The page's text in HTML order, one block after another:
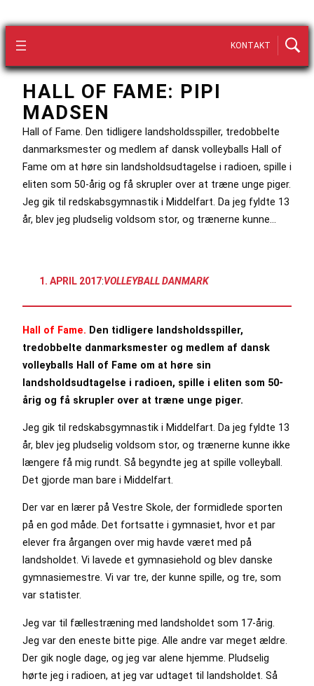
KONTAKT
HALL OF FAME: PIPI
MADSEN
Hall of Fame. Den tidligere landsholdsspiller, tredobbelte
danmarksmester og medlem af dansk volleyballs Hall of
Fame om at høre sin landsholdsudtagelse i radioen, spille i
eliten som 50-årig og få skrupler over at træne unge piger.
Jeg gik til redskabsgymnastik i Middelfart. Da jeg fyldte 13
år, blev jeg pludselig voldsom stor, og trænerne kunne…
1. APRIL 2017:VOLLEYBALL DANMARK
Hall of Fame. Den tidligere landsholdsspiller,
tredobbelte danmarksmester og medlem af dansk
volleyballs Hall of Fame om at høre sin
landsholdsudtagelse i radioen, spille i eliten som 50-
årig og få skrupler over at træne unge piger.
Jeg gik til redskabsgymnastik i Middelfart. Da jeg fyldte 13
år, blev jeg pludselig voldsom stor, og trænerne kunne ikke
længere få mig rundt. Så begyndte jeg at spille volleyball.
Det gjorde man bare i Middelfart.
Der var en lærer på Vestre Skole, der formidlede sporten
på en god måde. Det fortsatte i gymnasiet, hvor et par
elever fra årgangen over mig havde været med på
landsholdet. Vi lavede et gymnasiehold og blev danske
gymnasiemestre. Vi var tre, der kunne spille, og tre, som
var statister.
Jeg var til fællestræning med landsholdet som 17-årig.
Jeg var den eneste bitte pige. Alle andre var meget ældre.
Der gik nogle dage, og jeg var alene hjemme. Pludselig
hørte jeg i radioen, at jeg var udtaget til landsholdet. Så